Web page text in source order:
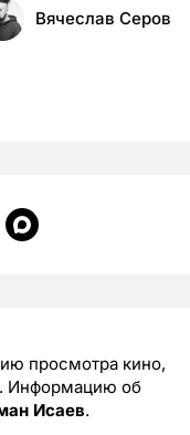
Вячеслав Серов
просмотра кино,
. Информацию об
Исаев.